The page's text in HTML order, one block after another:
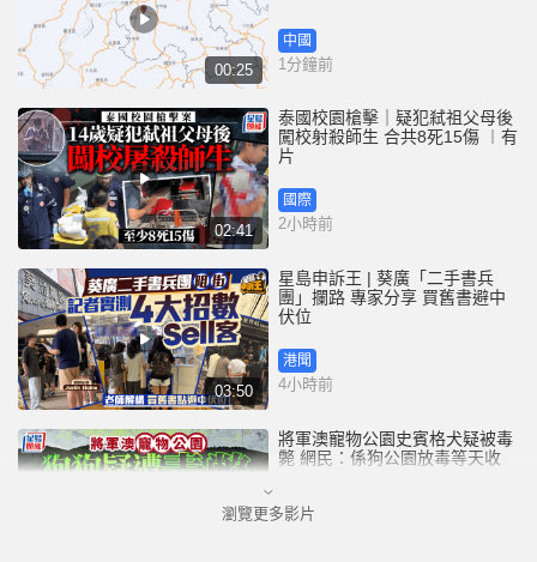
00:25
中國
1分鐘前
02:41
泰國校園槍擊｜疑犯弒祖父母後
闖校射殺師生 合共8死15傷 ︱有
片
國際
2小時前
03:50
星島申訴王 | 葵廣「二手書兵
團」攔路 專家分享 買舊書避中
伏位
港聞
4小時前
將軍澳寵物公園史賓格犬疑被毒
斃 網民：係狗公園放毒等天收
港聞
瀏覽更多影片